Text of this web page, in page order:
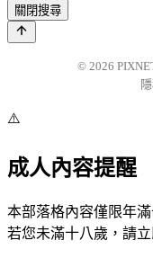
關閉搜尋
© 2026
⚠️
成人內容提醒
本部落格內容僅限年
若您未滿十八歲，請立